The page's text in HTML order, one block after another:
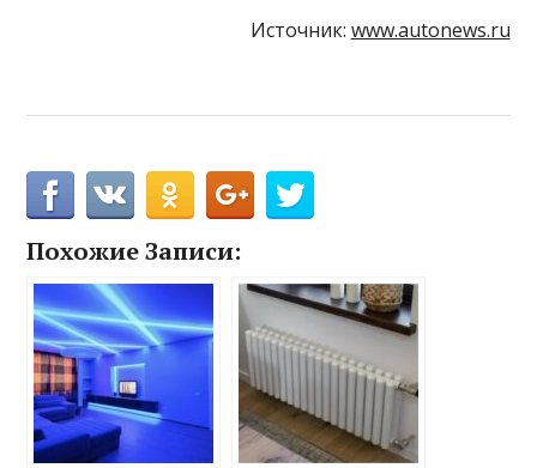
Источник: www.autonews.ru
Похожие Записи: